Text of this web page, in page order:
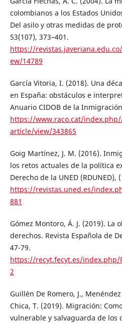
colombianos a los Estados
Del asilo y otras medidas de
53(107), 373–401.
https://
ew/14789
García Vitoria, I. (2018). Una
en España: obstáculos e
Anuario CIDOB de la
https://www.raco.cat/
article/view/343865
Goig Martínez, J. M. (2016).
los retos actuales de la política
Derecho de la UNED (RDUNED),
https://revistas.uned.es/
881
Gómez Montoro, Á. J. (2019). La
derechos. Revista Española de
47-79.
https://recyt.fecyt.es/index.php/
2
Guillén De Romero, J.,
Chica, T. (2019). Migración:
vulnerable y salvaguarda de los